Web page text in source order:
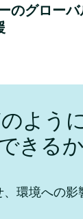
のグローバ
よう
きる
環境への影